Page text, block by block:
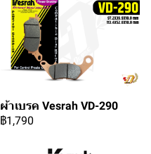
ผ้าเบรค Vesrah VD-290
฿1,790